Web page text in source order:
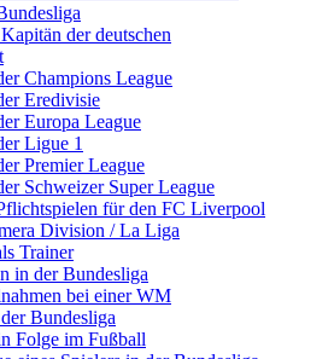
der deutschen
Champions League
Eredivisie
Europa League
Ligue 1
Premier League
Schweizer Super League
für den FC Liverpool
Division / La Liga
Trainer
in der Bundesliga
bei einer WM
Bundesliga
Folge im Fußball